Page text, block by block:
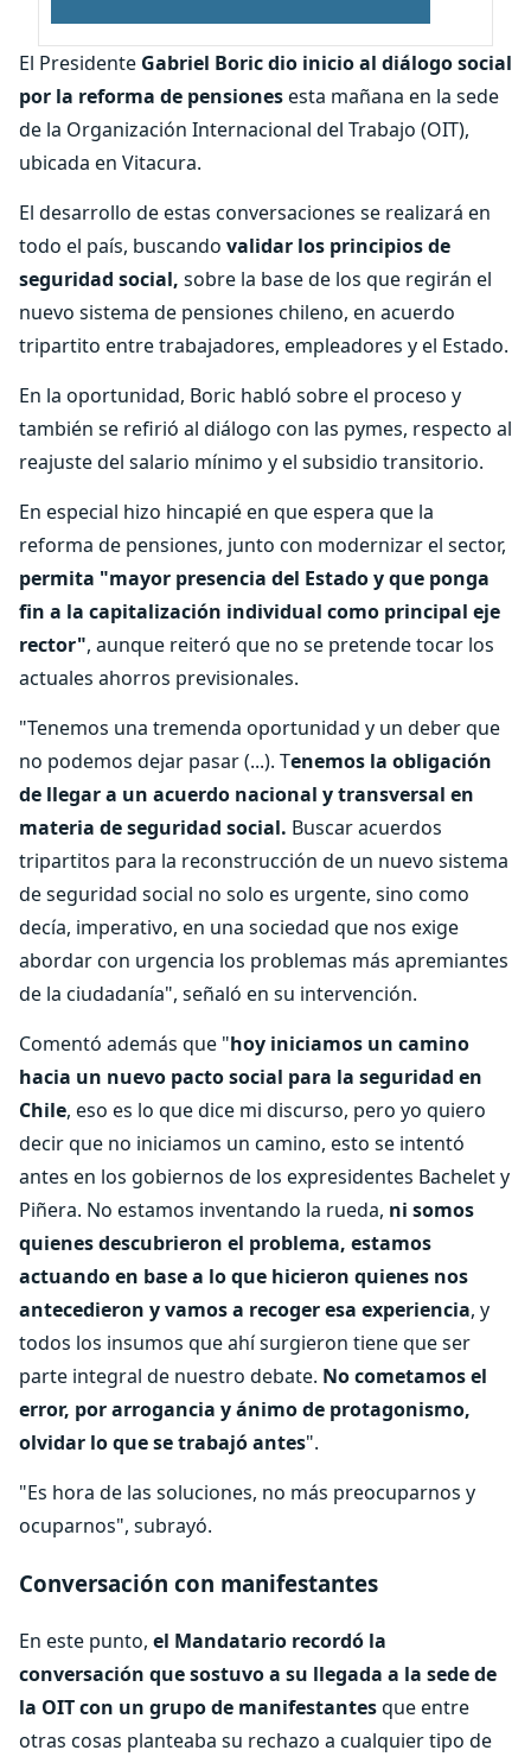
El Presidente Gabriel Boricdio inicio al diálogo social
por la reforma de pensionesesta mañana en la sede
de la Organización Internacional del Trabajo (OIT),
ubicada en Vitacura.
El desarrollo de estas conversaciones se realizará en
todo el país, buscando validar los principios de
seguridad social, sobre la base de los que regirán el
nuevo sistema de pensiones chileno, en acuerdo
tripartito entre trabajadores, empleadores y el Estado.
En la oportunidad, Boric habló sobre el proceso y
también se refirió al diálogo con las pymes, respecto al
reajuste del salario mínimo y el subsidio transitorio.
En especial hizo hincapié en que espera que la
reforma de pensiones, junto con modernizar el sector,
permita "mayor presencia del Estado y que ponga
fin a la capitalización individual como principal eje
rector", aunque reiteró que no se pretende tocar los
actuales ahorros previsionales.
"Tenemos una tremenda oportunidad y un deber que
no podemos dejar pasar (...). Tenemos la obligación
de llegar a un acuerdo nacional y transversal en
materia de seguridad social. Buscar acuerdos
tripartitos para la reconstrucción de un nuevo sistema
de seguridad social no solo es urgente, sino como
decía, imperativo, en una sociedad que nos exige
abordar con urgencia los problemas más apremiantes
de la ciudadanía", señaló en su intervención.
Comentó además que "hoy iniciamos un camino
hacia un nuevo pacto social para la seguridad en
Chile, eso es lo que dice mi discurso, pero yo quiero
decir que no iniciamos un camino, esto se intentó
antes en los gobiernos de los expresidentes Bachelet y
Piñera. No estamos inventando la rueda, ni somos
quienes descubrieron el problema, estamos
actuando en base a lo que hicieron quienes nos
antecedieron y vamos a recoger esa experiencia, y
todos los insumos que ahí surgieron tiene que ser
parte integral de nuestro debate. No cometamos el
error, por arrogancia y ánimo de protagonismo,
olvidar lo que se trabajó antes".
"Es hora de las soluciones, no más preocuparnos y
ocuparnos", subrayó.
Conversación con manifestantes
En este punto, el Mandatario recordó la
conversación que sostuvo a su llegada a la sede de
la OIT con un grupo de manifestantesque entre
otras cosas planteaba su rechazo a cualquier tipo de